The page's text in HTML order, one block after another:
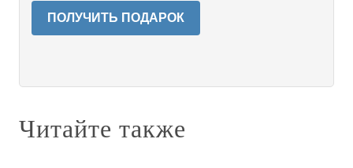
ПОЛУЧИТЬ ПОДАРОК
Читайте также